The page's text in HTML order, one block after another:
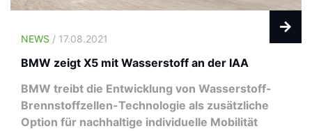
NEWS / 17.08.2021
BMW zeigt X5 mit Wasserstoff an der IAA
BMW treibt die Entwicklung von Wasserstoff-
Brennstoffzellen-Technologie als zusätzliche
Option für nachhaltige individuelle Mobilität